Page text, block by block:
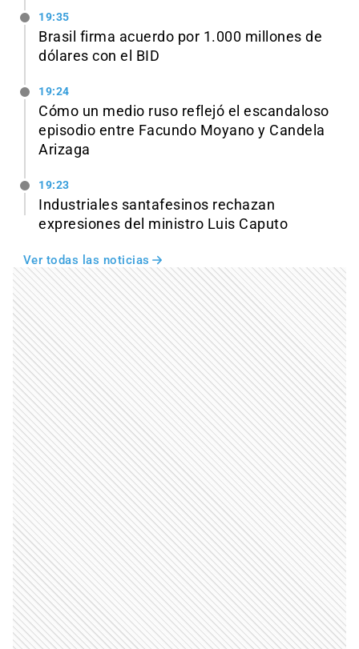
19:35
Brasil firma acuerdo por 1.000 millones de
dólares con el BID
19:24
Cómo un medio ruso reflejó el escandaloso
episodio entre Facundo Moyano y Candela
Arizaga
19:23
Industriales santafesinos rechazan
expresiones del ministro Luis Caputo
Ver todas las noticias